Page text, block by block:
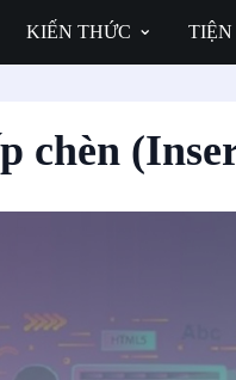
KIẾN THỨC TIỆN
chèn